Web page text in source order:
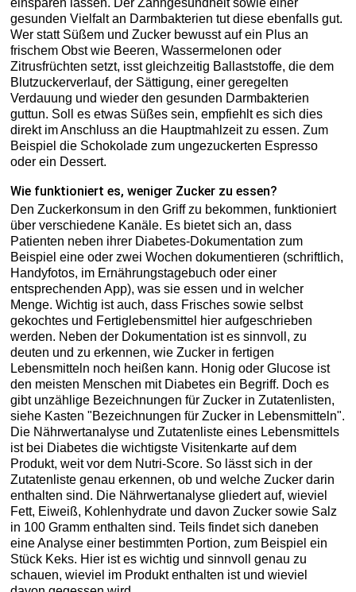
einsparen lassen. Der Zahngesundheit sowie einer
gesunden Vielfalt an Darmbakterien tut diese ebenfalls gut.
Wer statt Süßem und Zucker bewusst auf ein Plus an
frischem Obst wie Beeren, Wassermelonen oder
Zitrusfrüchten setzt, isst gleichzeitig Ballaststoffe, die dem
Blutzuckerverlauf, der Sättigung, einer geregelten
Verdauung und wieder den gesunden Darmbakterien
guttun. Soll es etwas Süßes sein, empfiehlt es sich dies
direkt im Anschluss an die Hauptmahlzeit zu essen. Zum
Beispiel die Schokolade zum ungezuckerten Espresso
oder ein Dessert.
Wie funktioniert es, weniger Zucker zu essen?
Den Zuckerkonsum in den Griff zu bekommen, funktioniert
über verschiedene Kanäle. Es bietet sich an, dass
Patienten neben ihrer Diabetes-Dokumentation zum
Beispiel eine oder zwei Wochen dokumentieren (schriftlich,
Handyfotos, im Ernährungstagebuch oder einer
entsprechenden App), was sie essen und in welcher
Menge. Wichtig ist auch, dass Frisches sowie selbst
gekochtes und Fertiglebensmittel hier aufgeschrieben
werden. Neben der Dokumentation ist es sinnvoll, zu
deuten und zu erkennen, wie Zucker in fertigen
Lebensmitteln noch heißen kann. Honig oder Glucose ist
den meisten Menschen mit Diabetes ein Begriff. Doch es
gibt unzählige Bezeichnungen für Zucker in Zutatenlisten,
siehe Kasten "Bezeichnungen für Zucker in Lebensmitteln".
Die Nährwertanalyse und Zutatenliste eines Lebensmittels
ist bei Diabetes die wichtigste Visitenkarte auf dem
Produkt, weit vor dem Nutri-Score. So lässt sich in der
Zutatenliste genau erkennen, ob und welche Zucker darin
enthalten sind. Die Nährwertanalyse gliedert auf, wieviel
Fett, Eiweiß, Kohlenhydrate und davon Zucker sowie Salz
in 100 Gramm enthalten sind. Teils findet sich daneben
eine Analyse einer bestimmten Portion, zum Beispiel ein
Stück Keks. Hier ist es wichtig und sinnvoll genau zu
schauen, wieviel im Produkt enthalten ist und wieviel